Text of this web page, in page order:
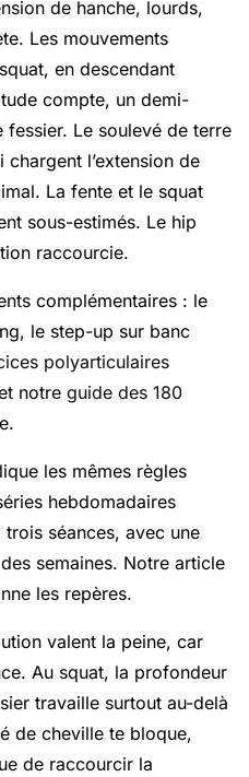
de hanche, lourds,
Les mouvements
en descendant
compte, un demi-
Le soulevé de terre
l’extension de
La fente et le squat
sous-estimés. Le hip
raccourcie.
complémentaires : le
le step-up sur banc
polyarticulaires
notre guide des 180
les mêmes règles
hebdomadaires
séances, avec une
semaines. Notre article
les repères.
valent la peine, car
Au squat, la profondeur
travaille surtout au-delà
de cheville te bloque,
de raccourcir la